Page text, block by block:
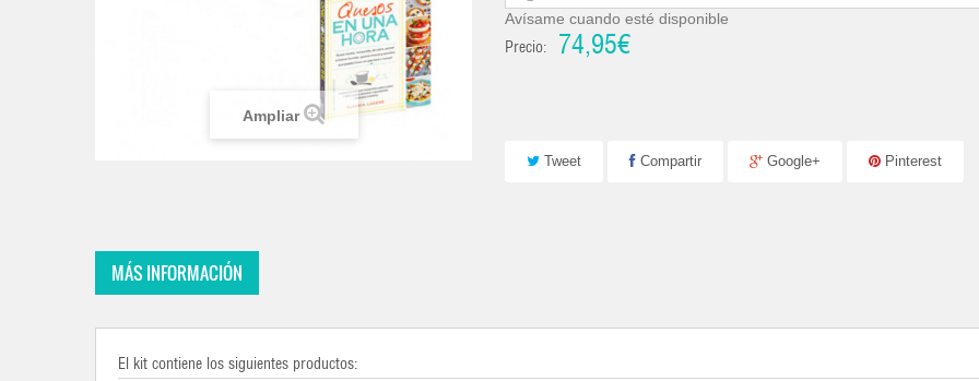
Ampliar
Avísame cuando esté disponible
Precio: 74,95€
Tweet Compartir Google+ Pinterest
MÁS INFORMACIÓN
El kit contiene los siguientes productos: